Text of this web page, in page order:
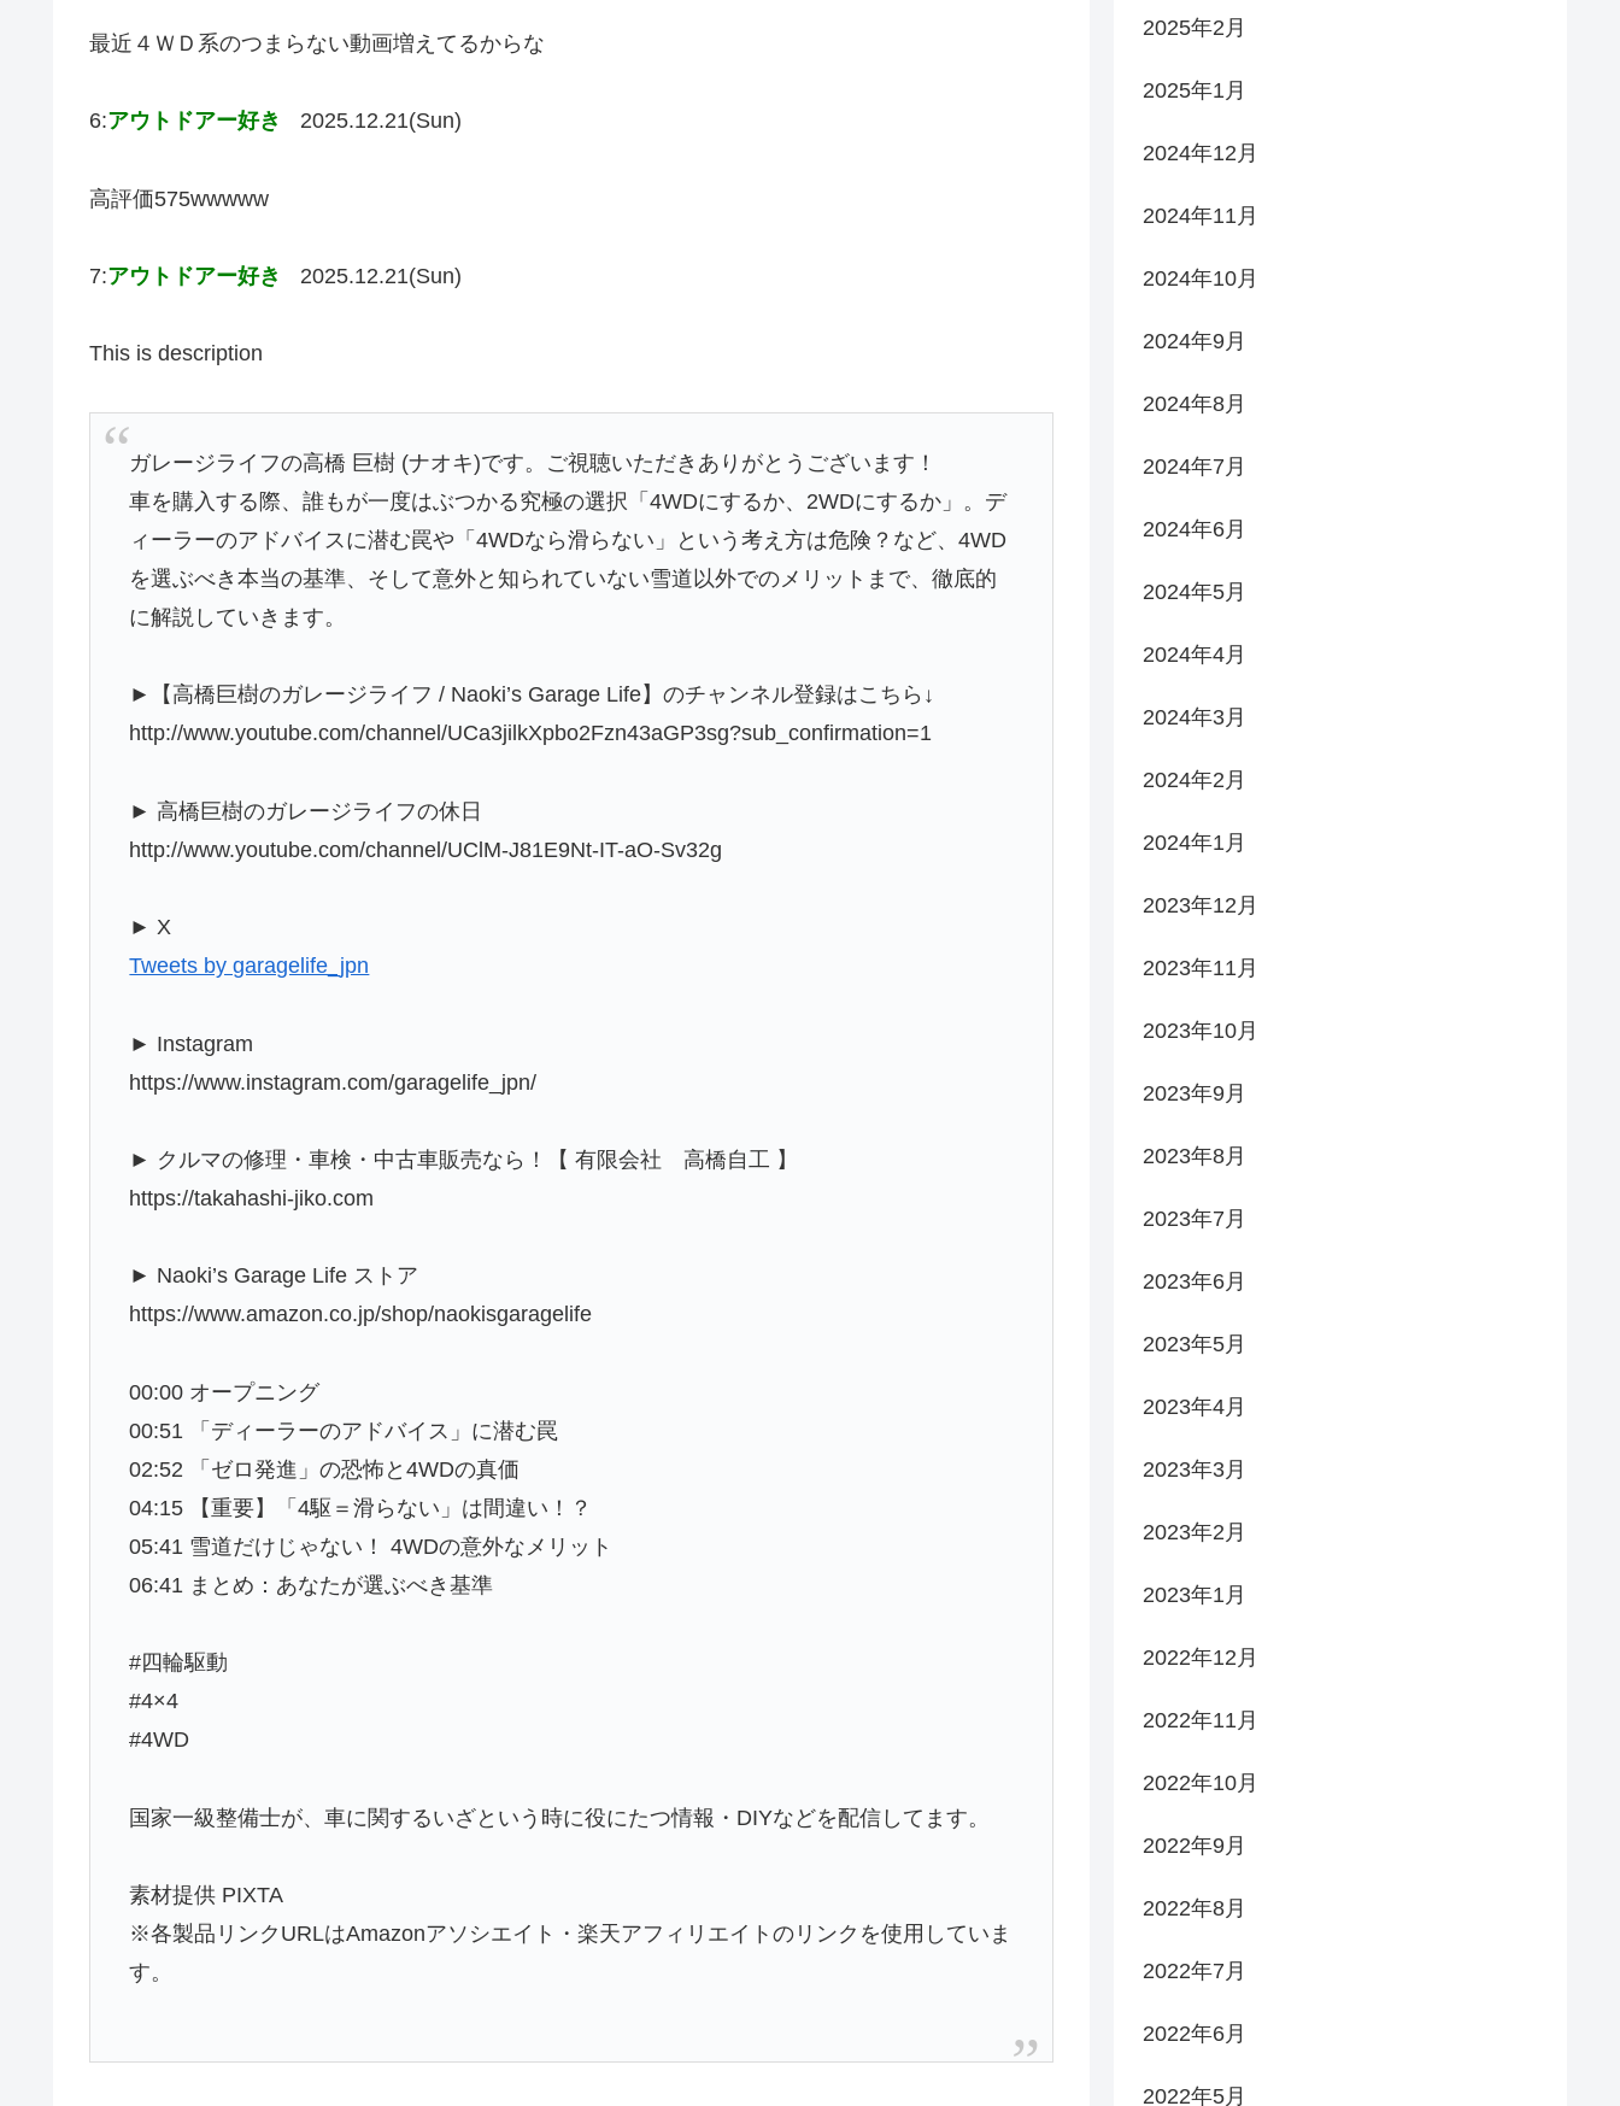
最近４ＷＤ系のつまらない動画増えてるからな
6:アウトドアー好き 2025.12.21(Sun)
高評価575wwwww
7:アウトドアー好き 2025.12.21(Sun)
This is description
ガレージライフの高橋 巨樹 (ナオキ)です。ご視聴いただきありがとうございます！
車を購入する際、誰もが一度はぶつかる究極の選択「4WDにするか、2WDにするか」。デ
ィーラーのアドバイスに潜む罠や「4WDなら滑らない」という考え方は危険？など、4WD
を選ぶべき本当の基準、そして意外と知られていない雪道以外でのメリットまで、徹底的
に解説していきます。
►【高橋巨樹のガレージライフ / Naoki’s Garage Life】のチャンネル登録はこちら↓
http://www.youtube.com/channel/UCa3jilkXpbo2Fzn43aGP3sg?sub_confirmation=1
► 高橋巨樹のガレージライフの休日
http://www.youtube.com/channel/UClM-J81E9Nt-IT-aO-Sv32g
► X
Tweets by garagelife_jpn
► Instagram
https://www.instagram.com/garagelife_jpn/
► クルマの修理・車検・中古車販売なら！【 有限会社 高橋自工 】
https://takahashi-jiko.com
► Naoki’s Garage Life ストア
https://www.amazon.co.jp/shop/naokisgaragelife
00:00 オープニング
00:51 「ディーラーのアドバイス」に潜む罠
02:52 「ゼロ発進」の恐怖と4WDの真価
04:15 【重要】「4駆＝滑らない」は間違い！？
05:41 雪道だけじゃない！ 4WDの意外なメリット
06:41 まとめ：あなたが選ぶべき基準
#四輪駆動
#4×4
#4WD
国家一級整備士が、車に関するいざという時に役にたつ情報・DIYなどを配信してます。
素材提供 PIXTA
※各製品リンクURLはAmazonアソシエイト・楽天アフィリエイトのリンクを使用していま
す。
2025年2月
2025年1月
2024年12月
2024年11月
2024年10月
2024年9月
2024年8月
2024年7月
2024年6月
2024年5月
2024年4月
2024年3月
2024年2月
2024年1月
2023年12月
2023年11月
2023年10月
2023年9月
2023年8月
2023年7月
2023年6月
2023年5月
2023年4月
2023年3月
2023年2月
2023年1月
2022年12月
2022年11月
2022年10月
2022年9月
2022年8月
2022年7月
2022年6月
2022年5月